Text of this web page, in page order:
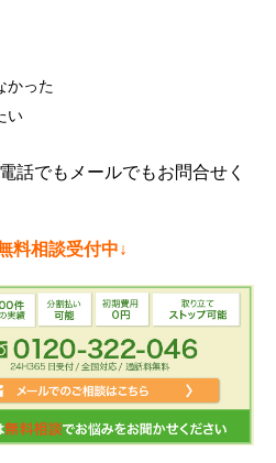
かった
い
話でもメールでもお問合せく
料相談受付中↓